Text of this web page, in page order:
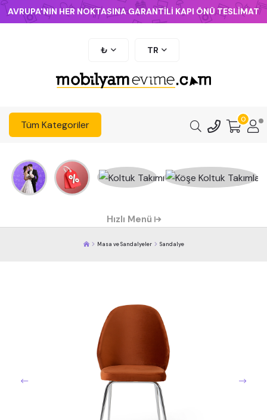
AVRUPA'NIN HER NOKTASINA GARANTİLİ KAPI ÖNÜ TESLİMAT
₺ TR
Tüm Kategoriler 0
Hızlı Menü
Masa ve Sandalyeler Sandalye